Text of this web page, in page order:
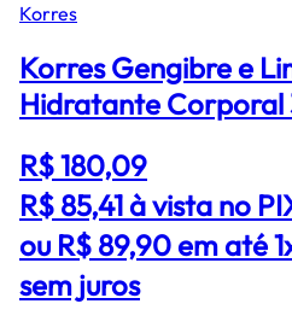
Korres
Korres Gengibre e
Hidratante Corporal
R$ 180,09
R$ 85,41à vista no
ou R$ 89,90 em até
sem juros